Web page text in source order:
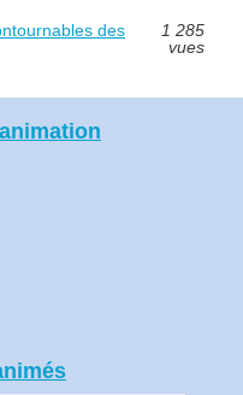
des
1 285
vues